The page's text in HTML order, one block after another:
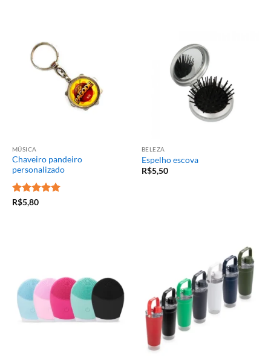
MÚSICA
Chaveiro pandeiro
personalizado
Avaliação
R$5,80
BELEZA
Espelho escova
R$5,50